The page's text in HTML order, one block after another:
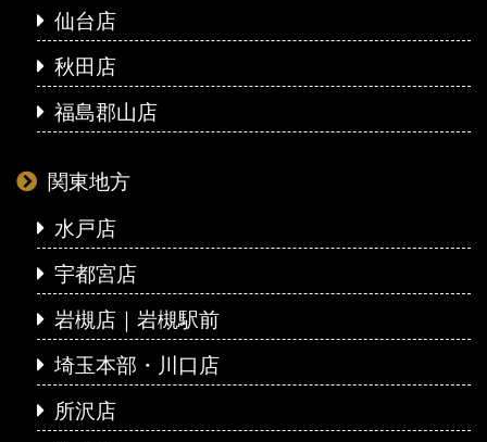
仙台店
秋田店
福島郡山店
関東地方
水戸店
宇都宮店
岩槻店｜岩槻駅前
埼玉本部・川口店
所沢店